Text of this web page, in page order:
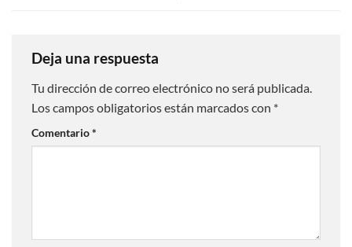
Deja una respuesta
Tu dirección de correo electrónico no será publicada.
Los campos obligatorios están marcados con *
Comentario*